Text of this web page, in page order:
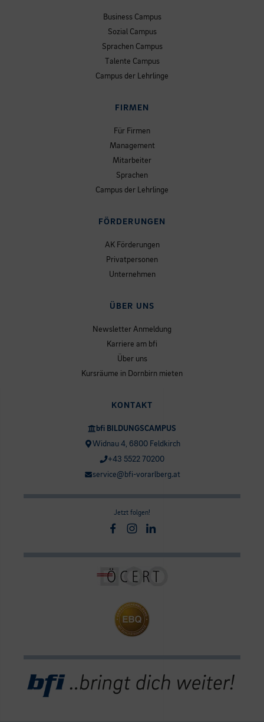
Business Campus
Sozial Campus
Sprachen Campus
Talente Campus
Campus der Lehrlinge
FIRMEN
Für Firmen
Management
Mitarbeiter
Sprachen
Campus der Lehrlinge
FÖRDERUNGEN
AK Förderungen
Privatpersonen
Unternehmen
ÜBER UNS
Newsletter Anmeldung
Karriere am bfi
Über uns
Kursräume in Dornbirn mieten
KONTAKT
bfi BILDUNGSCAMPUS
Widnau 4, 6800 Feldkirch
+43 5522 70200
service@bfi-vorarlberg.at
Jetzt folgen!
Facebook
Instagram
Linkedin